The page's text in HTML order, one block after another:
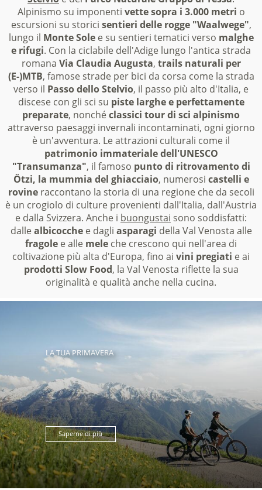
Alpinismo su imponenti vette sopra i 3.000 metri o
escursioni su storici sentieri delle rogge "Waalwege",
lungo il Monte Solee su sentieri tematici verso malghe
e rifugi. Con la ciclabile dell'Adige lungo l'antica strada
romana Via Claudia Augusta, trails naturali per
(E-)MTB, famose strade per bici da corsa come la strada
verso il Passo dello Stelvio, il passo più alto d'Italia, e
discese con gli sci su piste larghe e perfettamente
preparate, nonchéclassici tour di sci alpinismo
attraverso paesaggi invernali incontaminati, ogni giorno
è un'avventura. Le attrazioni culturali come il
patrimonio immateriale dell'UNESCO
"Transumanza", il famoso punto di ritrovamento di
Ötzi, la mummia del ghiacciaio, numerosi castelli e
rovine raccontano la storia di una regione che da secoli
è un crogiolo di culture provenienti dall'Italia, dall'Austria
e dalla Svizzera. Anche i buongustai sono soddisfatti:
dallealbicocche e dagli asparagi della Val Venosta alle
fragole e alle mele che crescono qui nell'area di
coltivazione più alta d'Europa, fino ai vini pregiati e ai
prodotti Slow Food, la Val Venosta riflette la sua
originalità e qualità anche nella cucina.
LA TUA PRIMAVERA
Saperne di più